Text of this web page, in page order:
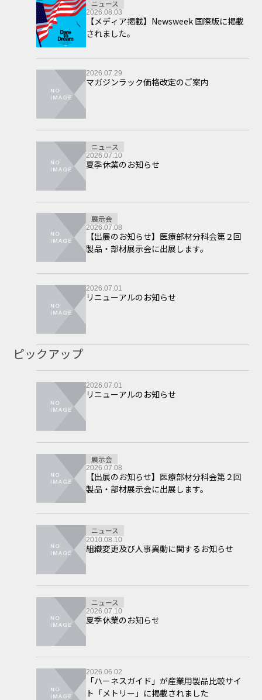
ニュース
2026.08.03
【メディア掲載】Newsweek 国際版に掲載
されました。
2026.07.29
マガジンラック価格改定のご案内
ニュース
2026.07.10
夏季休業のお知らせ
展示会
2026.07.08
【出展のお知らせ】医療部材分科会第２回
製品・部材展示会に出展します。
2026.07.01
リニューアルのお知らせ
ピックアップ
2026.07.01
リニューアルのお知らせ
展示会
2026.07.08
【出展のお知らせ】医療部材分科会第２回
製品・部材展示会に出展します。
ニュース
2010.08.10
組織変更及び人事異動に関するお知らせ
ニュース
2026.07.10
夏季休業のお知らせ
2026.06.02
「ハーネスガイド」が産業用製品比較サイ
ト「メトリー」に掲載されました